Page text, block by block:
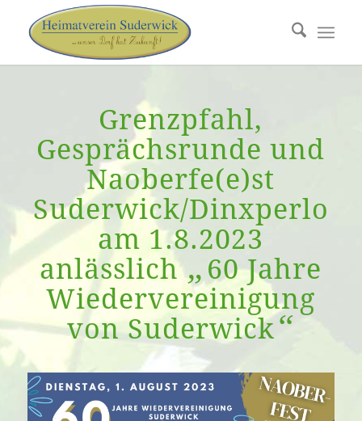
Grenzpfahl,
Gesprächsrunde und
Naoberfe(e)st
Suderwick/Dinxperlo
am 1.8.2023
anlässlich„ 60 Jahre
Wiedervereinigung
von Suderwick“